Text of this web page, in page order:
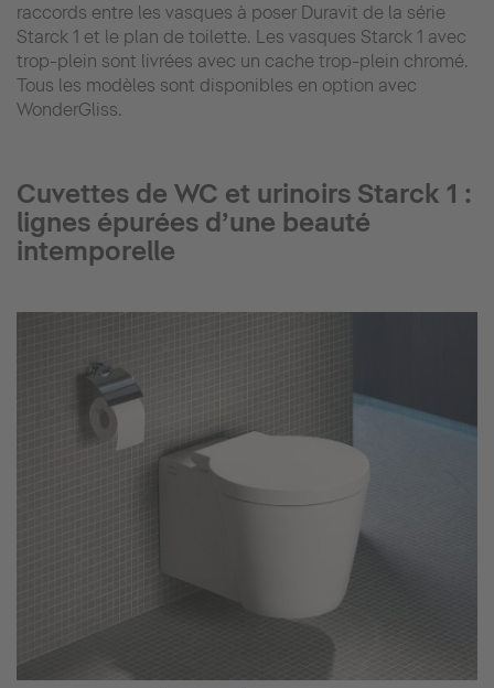
raccords entre les vasques à poser Duravit de la série
Starck 1 et le plan de toilette. Les vasques Starck 1 avec
trop-plein sont livrées avec un cache trop-plein chromé.
Tous les modèles sont disponibles en option avec
WonderGliss.
Cuvettes de WC et urinoirs Starck 1 :
lignes épurées d’une beauté
intemporelle